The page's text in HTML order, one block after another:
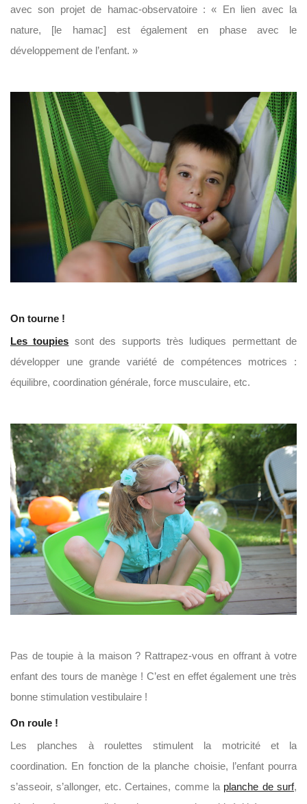
avec son projet de hamac-observatoire : « En lien avec la
nature, [le hamac] est également en phase avec le
développement de l’enfant. »
On tourne !
Les toupies sont des supports très ludiques permettant de
développer une grande variété de compétences motrices :
équilibre, coordination générale, force musculaire, etc.
Pas de toupie à la maison ? Rattrapez-vous en offrant à votre
enfant des tours de manège ! C’est en effet également une très
bonne stimulation vestibulaire !
On roule !
Les planches à roulettes stimulent la motricité et la
coordination. En fonction de la planche choisie, l’enfant pourra
s’asseoir, s’allonger, etc. Certaines, comme la planche de surf,